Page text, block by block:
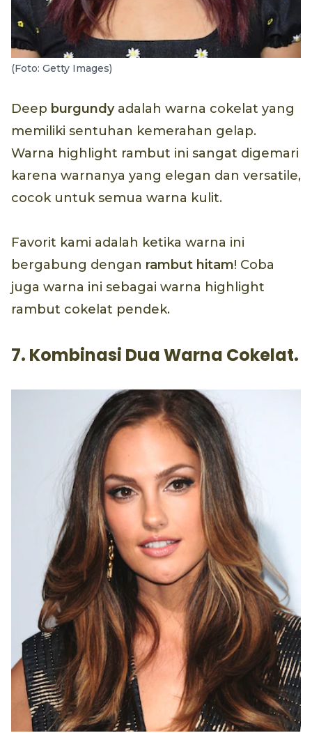
(Foto: Getty Images)
Deep burgundy adalah warna cokelat yang
memiliki sentuhan kemerahan gelap.
Warna highlight rambut ini sangat digemari
karena warnanya yang elegan dan versatile,
cocok untuk semua warna kulit.
Favorit kami adalah ketika warna ini
bergabung dengan rambut hitam! Coba
juga warna ini sebagai warna highlight
rambut cokelat pendek.
7. Kombinasi Dua Warna Cokelat.